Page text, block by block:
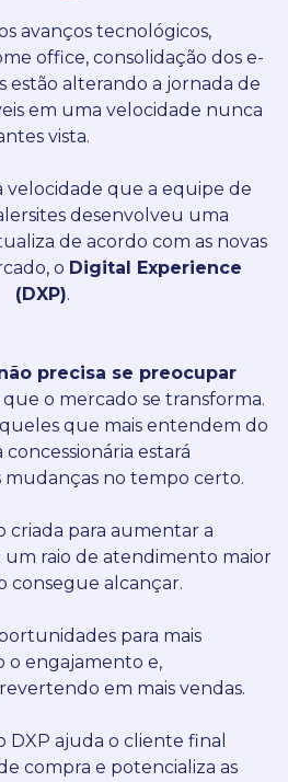
avanços tecnológicos,
office, consolidação dos e-
estão alterando a jornada de
em uma velocidade nunca
vista.
velocidade que a equipe de
desenvolveu uma
de acordo com as novas
o Digital Experience
(DXP).
precisa se preocupar
o mercado se transforma.
que mais entendem do
estará
mudanças no tempo certo.
criada para aumentar a
um raio de atendimento maior
consegue alcançar.
para mais
o engajamento e,
em mais vendas.
DXP ajuda o cliente final
compra e potencializa as